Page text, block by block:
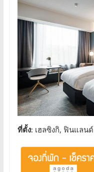
ที่ตั้ง: เฮลซิงกิ, ฟินแลนด์